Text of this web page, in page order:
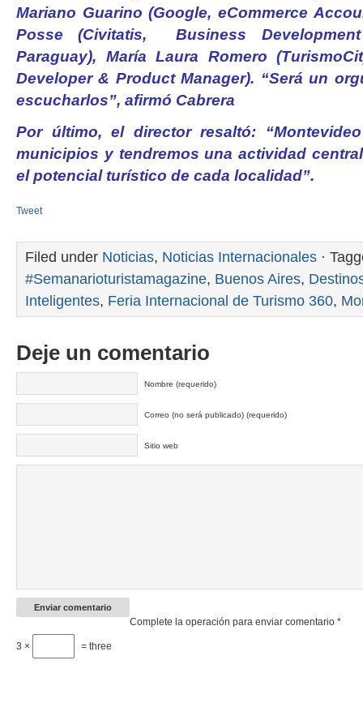
Mariano Guarino (Google, eCommerce
Posse (Civitatis, Business
Paraguay), María Laura Romero
Developer & Product Manager). “Será un
escucharlos”, afirmó Cabrera
Por último, el director resaltó:
municipios y tendremos una actividad
el potencial turístico de cada localidad”.
Tweet
Filed under Noticias, Noticias Internacionales ·
#Semanarioturistamagazine, Buenos Aires,
Inteligentes, Feria Internacional de Turismo 360,
Deje un comentario
Nombre (requerido)
Correo (no será publicado) (requerido)
Sitio web
Complete la operación para enviar comentario *
3 × = three